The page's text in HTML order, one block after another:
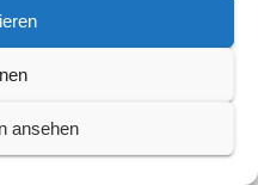
ansehen